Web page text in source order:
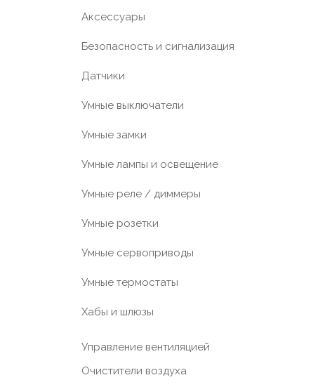
Аксессуары
Безопасность и сигнализация
Датчики
Умные выключатели
Умные замки
Умные лампы и освещение
Умные реле / диммеры
Умные розетки
Умные сервоприводы
Умные термостаты
Хабы и шлюзы
Управление вентиляцией
Очистители воздуха